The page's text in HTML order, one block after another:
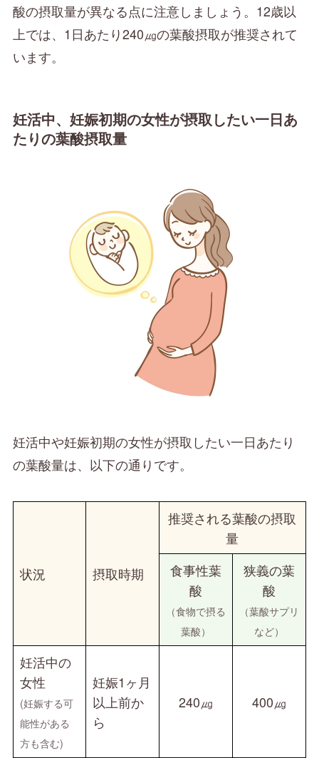
酸の摂取量が異なる点に注意しましょう。12歳以
上では、1日あたり240㎍の葉酸摂取が推奨されて
います。
妊活中、妊娠初期の女性が摂取したい一日あ
たりの葉酸摂取量
妊活中や妊娠初期の女性が摂取したい一日あたり
の葉酸量は、以下の通りです。
状況 摂取時期
推奨される葉酸の摂取
量
食事性葉
酸
（食物で摂る
葉酸）
狭義の葉
酸
（葉酸サプリ
など）
妊活中の
女性
(妊娠する可
能性がある
方も含む)
妊娠1ヶ月
以上前か
ら
240㎍ 400㎍